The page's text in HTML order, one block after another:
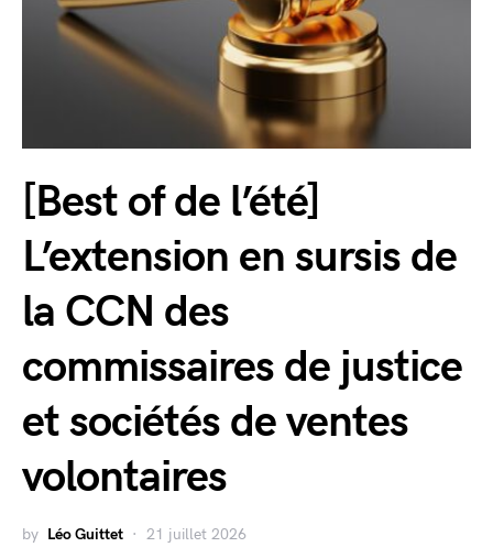
[Best of de l’été]
L’extension en sursis de
la CCN des
commissaires de justice
et sociétés de ventes
volontaires
by Léo Guittet 21 juillet 2026